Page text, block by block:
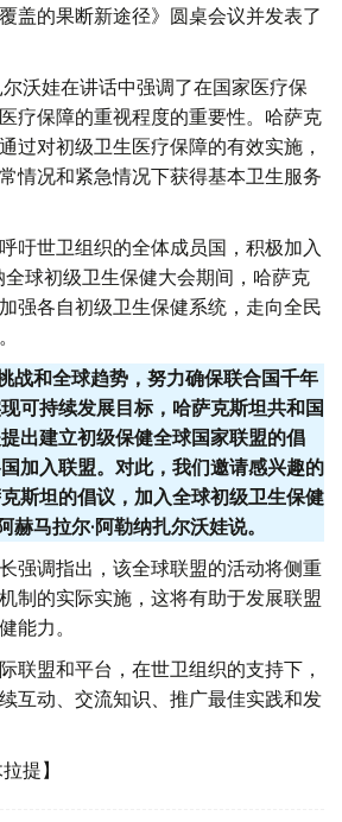
盖的果断新途径》圆桌会议并发表了
沃娃在讲话中强调了在国家医疗保
疗保障的重视程度的重要性。哈萨克
过对初级卫生医疗保障的有效实施，
情况和紧急情况下获得基本卫生服务
吁世卫组织的全体成员国，积极加入
球初级卫生保健大会期间，哈萨克
强各自初级卫生保健系统，走向全民
战和全球趋势，努力确保联合国千年
可持续发展目标，哈萨克斯坦共和国
出建立初级保健全球国家联盟的倡
加入联盟。对此，我们邀请感兴趣的
斯坦的倡议，加入全球初级卫生保健
赫马拉尔·阿勒纳扎尔沃娃说。
强调指出，该全球联盟的活动将侧重
制的实际实施，这将有助于发展联盟
能力。
联盟和平台，在世卫组织的支持下，
互动、交流知识、推广最佳实践和发
提】